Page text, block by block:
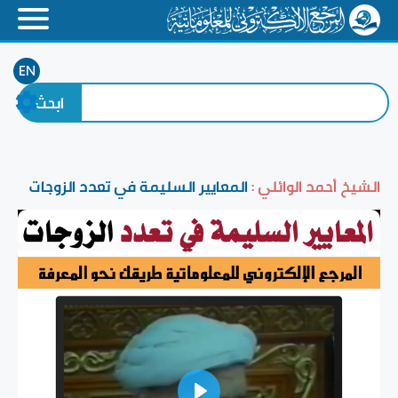
EN
الشيخ أحمد الوائلي :المعايير السليمة في تعدد الزوجات